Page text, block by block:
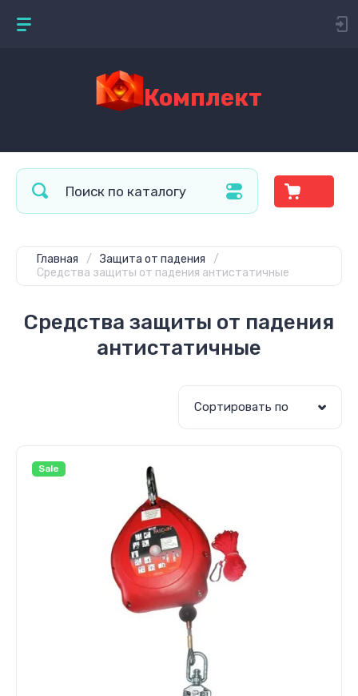
Комплект
Главная / Защита от падения
/
Средства защиты от падения антистатичные
Средства защиты от падения
антистатичные
Сортировать по
Sale